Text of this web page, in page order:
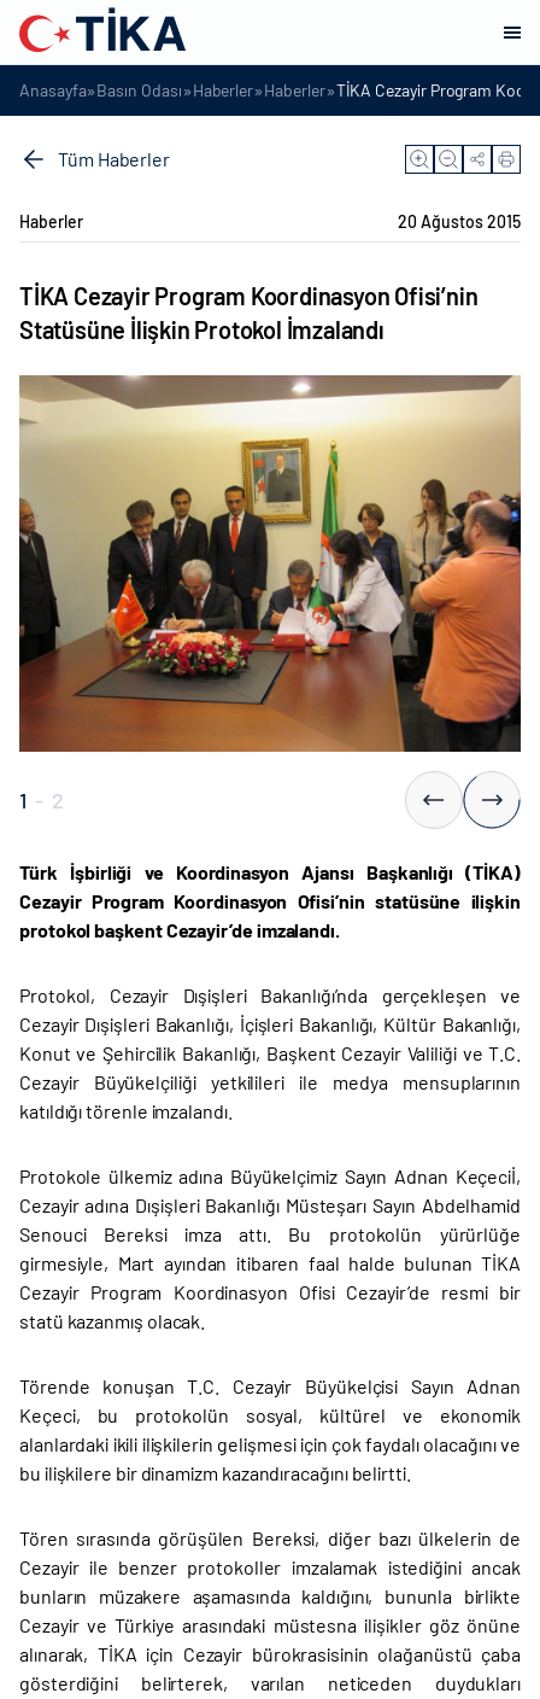
Anasayfa»Basın Odası»Haberler»Haberler»TİKA Cezayir Program
Tüm Haberler
Haberler 20 Ağustos 2015
TİKA Cezayir Program Koordinasyon Ofisi’nin
Statüsüne İlişkin Protokol İmzalandı
1 - 2
Türk İşbirliği ve Koordinasyon Ajansı Başkanlığı (TİKA)
Cezayir Program Koordinasyon Ofisi’nin statüsüne ilişkin
protokol başkent Cezayir’de imzalandı.
Protokol, Cezayir Dışişleri Bakanlığı’nda gerçekleşen ve
Cezayir Dışişleri Bakanlığı, İçişleri Bakanlığı, Kültür Bakanlığı,
Konut ve Şehircilik Bakanlığı, Başkent Cezayir Valiliği ve T.C.
Cezayir Büyükelçiliği yetkilileri ile medya mensuplarının
katıldığı törenle imzalandı.
Protokole ülkemiz adına Büyükelçimiz Sayın Adnan Keçeciİ,
Cezayir adına Dışişleri Bakanlığı Müsteşarı Sayın Abdelhamid
Senouci Bereksi imza attı. Bu protokolün yürürlüğe
girmesiyle, Mart ayından itibaren faal halde bulunan TİKA
Cezayir Program Koordinasyon Ofisi Cezayir’de resmi bir
statü kazanmış olacak.
Törende konuşan T.C. Cezayir Büyükelçisi Sayın Adnan
Keçeci, bu protokolün sosyal, kültürel ve ekonomik
alanlardaki ikili ilişkilerin gelişmesi için çok faydalı olacağını ve
bu ilişkilere bir dinamizm kazandıracağını belirtti.
Tören sırasında görüşülen Bereksi, diğer bazı ülkelerin de
Cezayir ile benzer protokoller imzalamak istediğini ancak
bunların müzakere aşamasında kaldığını, bununla birlikte
Cezayir ve Türkiye arasındaki müstesna ilişikler göz önüne
alınarak, TİKA için Cezayir bürokrasisinin olağanüstü çaba
gösterdiğini belirterek, varılan neticeden duydukları